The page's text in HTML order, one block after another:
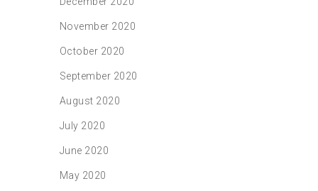
November 2020
October 2020
September 2020
August 2020
July 2020
June 2020
May 2020